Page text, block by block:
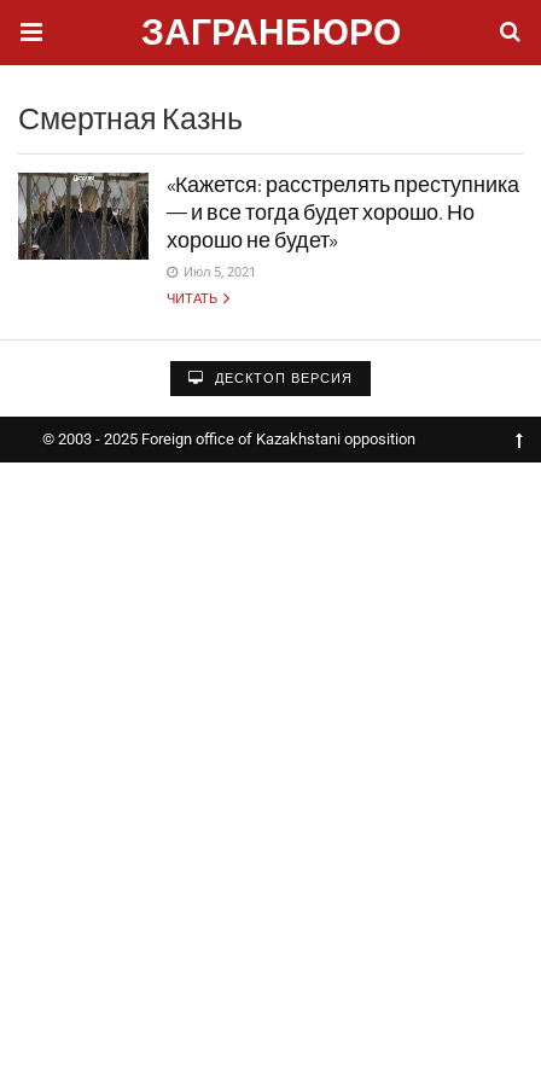
ЗАГРАНБЮРО
Смертная Казнь
«Кажется: расстрелять преступника
— и все тогда будет хорошо. Но
хорошо не будет»
Июл 5, 2021
ЧИТАТЬ
ДЕСКТОП ВЕРСИЯ
© 2003 - 2025 Foreign office of Kazakhstani opposition